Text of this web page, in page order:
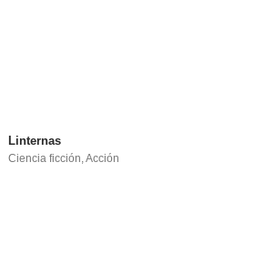
Linternas
Ciencia ficción,Acción